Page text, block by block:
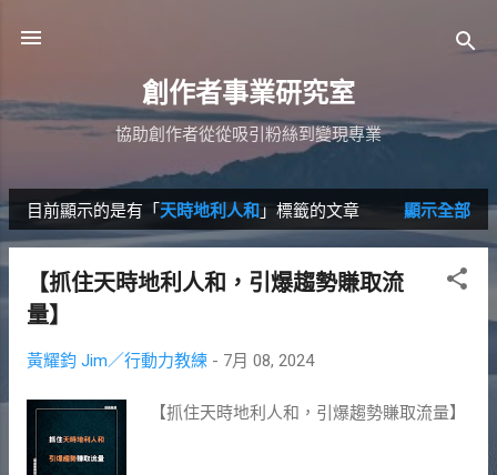
創作者事業研究室
協助創作者從從吸引粉絲到變現專業
發
文
目前顯示的是有「 天時地利人和 」標籤的文章 顯示全部
【抓住天時地利人和，引爆趨勢賺取流
量】
黃耀鈞 Jim／行動力教練 - 7月 08, 2024
【抓住天時地利人和，引爆趨勢賺取流量】